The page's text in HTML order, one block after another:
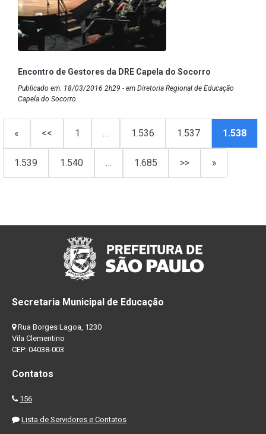
Encontro de Gestores da DRE Capela do Socorro
Publicado em: 18/03/2016 2h29 - em Diretoria Regional de Educação
Capela do Socorro
« << 1 … 1.536 1.537 1.538
1.539 1.540 … 1.685 >> »
Secretaria Municipal de Educação
Rua Borges Lagoa, 1230
Vila Clementino
CEP: 04038-003
Contatos
156
Lista de Servidores e Contatos